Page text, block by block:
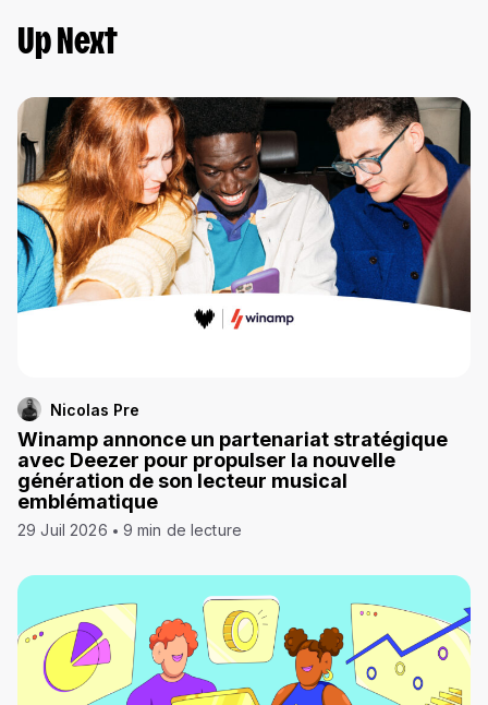
Up Next
Nicolas Pre
Winamp annonce un partenariat stratégique
avec Deezer pour propulser la nouvelle
génération de son lecteur musical
emblématique
29 Juil 2026 9 min de lecture